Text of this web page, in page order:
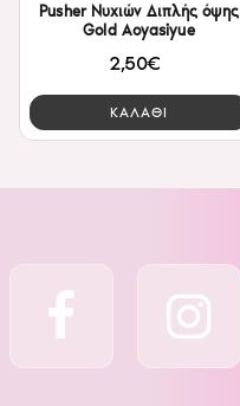
Pusher Νυχιών Διπλής όψης
Gold Aoyasiyue
2,50€
ΚΑΛΑΘΙ